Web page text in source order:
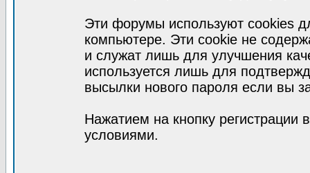
Эти форумы используют cookies
компьютере. Эти cookie не
и служат лишь для улучшения
используется лишь для
высылки нового пароля если вы
Нажатием на кнопку регистрации
условиями.